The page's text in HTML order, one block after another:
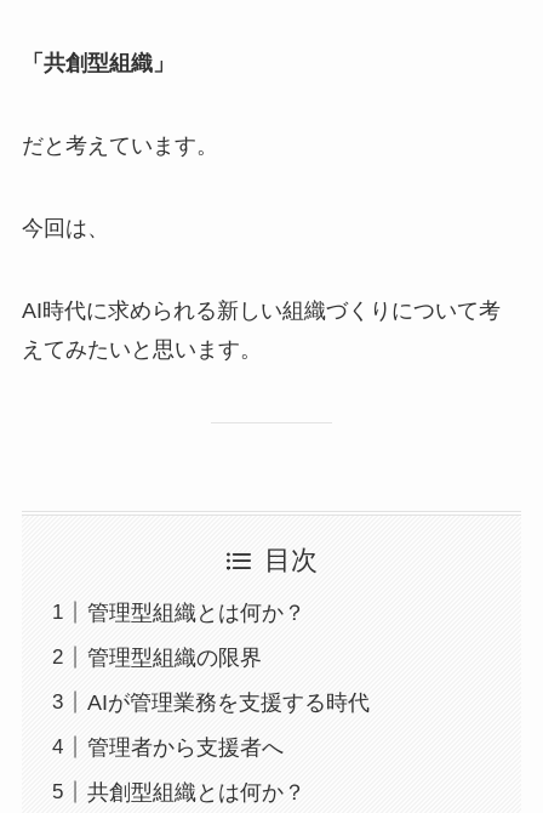
「共創型組織」
だと考えています。
今回は、
AI時代に求められる新しい組織づくりについて考
えてみたいと思います。
目次
管理型組織とは何か？
管理型組織の限界
AIが管理業務を支援する時代
管理者から支援者へ
共創型組織とは何か？